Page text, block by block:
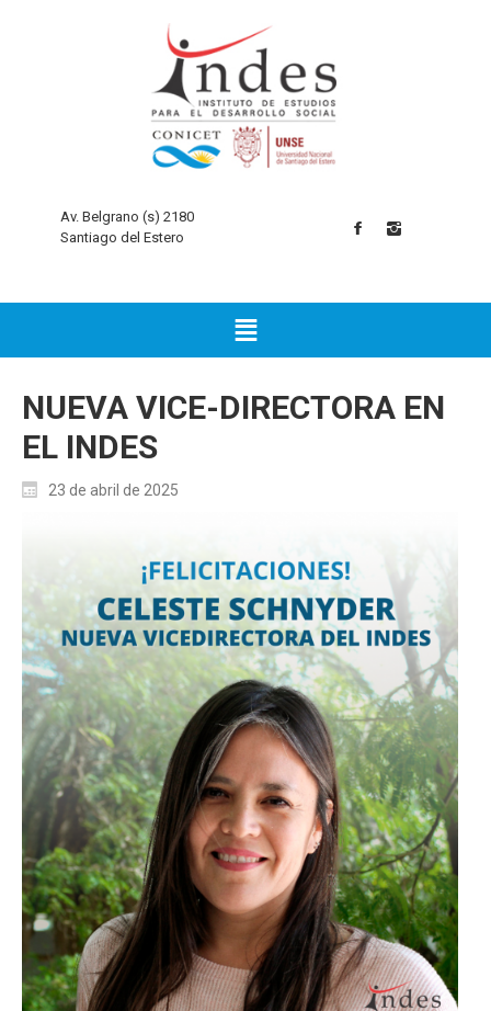
Av. Belgrano (s) 2180
Santiago del Estero
NUEVA VICE-DIRECTORA EN
EL INDES
23 de abril de 2025